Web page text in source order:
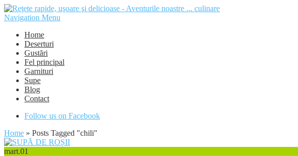
Navigation Menu
Home
Deserturi
Gustări
Fel principal
Garnituri
Supe
Blog
Contact
Follow us on Facebook
Home » Posts Tagged "chili"
mart.01